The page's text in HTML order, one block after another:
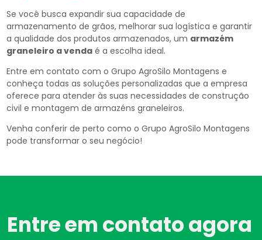
Se você busca expandir sua capacidade de
armazenamento de grãos, melhorar sua logística e garantir
a qualidade dos produtos armazenados, um armazém
graneleiro a vendaé a escolha ideal.
Entre em contato com o Grupo AgroSilo Montagens e
conheça todas as soluções personalizadas que a empresa
oferece para atender às suas necessidades de construção
civil e montagem de armazéns graneleiros.
Venha conferir de perto como o Grupo AgroSilo Montagens
pode transformar o seu negócio!
Entre em contato agora